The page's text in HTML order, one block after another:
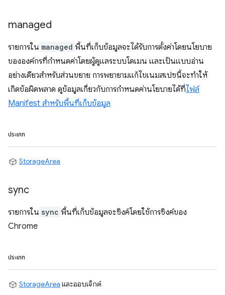
managed
รายการใน managed พื้นที่เก็บข้อมูลจะได้รับการตั้งค่าโดยนโยบาย
ขององค์กรที่กำหนดค่าโดยผู้ดูแลระบบโดเมน และเป็นแบบอ่าน
อย่างเดียวสำหรับส่วนขยาย การพยายามแก้ไขเนมสเปซนี้จะทำให้
เกิดข้อผิดพลาด ดูข้อมูลเกี่ยวกับการกำหนดค่านโยบายได้ที่ไฟล์
Manifest สำหรับพื้นที่เก็บข้อมูล
ประเภท
StorageArea
sync
รายการใน sync พื้นที่เก็บข้อมูลจะซิงค์โดยใช้การซิงค์ของ
Chrome
ประเภท
StorageArea และออบเจ็กต์